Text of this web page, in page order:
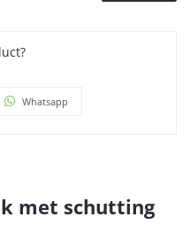
Whatsapp
met schutting